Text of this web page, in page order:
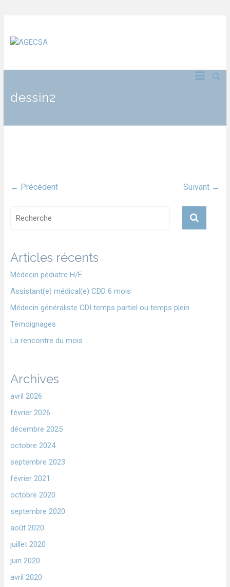
dessin2
← Précédent Suivant →
Articles récents
Médecin pédiatre H/F
Assistant(e) médical(e) CDD 6 mois
Médecin généraliste CDI temps partiel ou temps plein
Témoignages
La rencontre du mois
Archives
avril 2026
février 2026
décembre 2025
octobre 2024
septembre 2023
février 2021
octobre 2020
septembre 2020
août 2020
juillet 2020
juin 2020
avril 2020